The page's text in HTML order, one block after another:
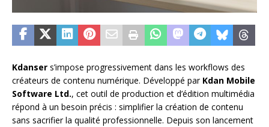
Kdanser s’impose progressivement dans les workflows des
créateurs de contenu numérique. Développé par Kdan Mobile
Software Ltd., cet outil de production et d’édition multimédia
répond à un besoin précis : simplifier la création de contenu
sans sacrifier la qualité professionnelle. Depuis son lancement